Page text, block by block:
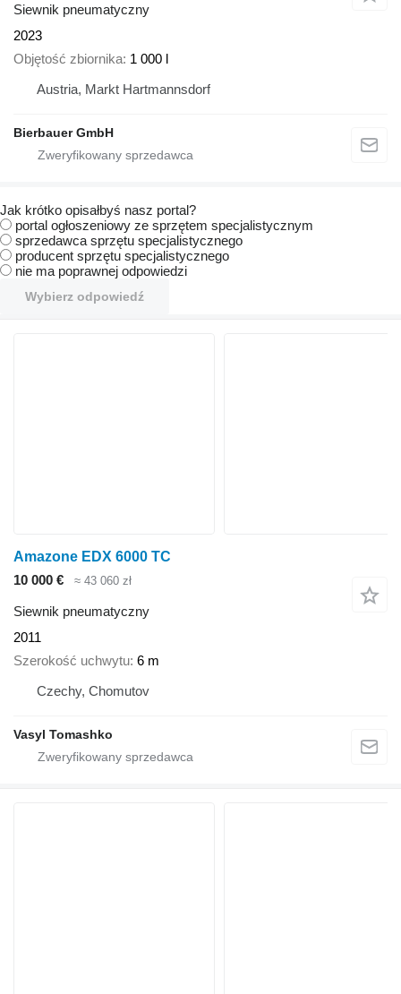
Siewnik pneumatyczny
2023
Objętość zbiornika 1 000 l
Austria, Markt Hartmannsdorf
Bierbauer GmbH
Jak krótko opisałbyś nasz portal?
portal ogłoszeniowy ze sprzętem specjalistycznym
sprzedawca sprzętu specjalistycznego
producent sprzętu specjalistycznego
nie ma poprawnej odpowiedzi
Wybierz odpowiedź
Amazone EDX 6000 TC
10 000 €
≈ 43 060 zł
Siewnik pneumatyczny
2011
Szerokość uchwytu 6 m
Czechy, Chomutov
Vasyl Tomashko